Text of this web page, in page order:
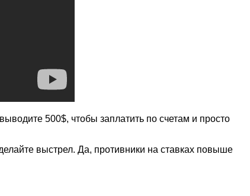
500$, чтобы заплатить по счетам и просто
выстрел. Да, противники на ставках повыше